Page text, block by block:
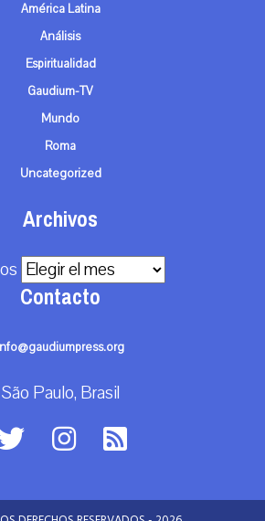
América Latina
Análisis
Espiritualidad
Gaudium-TV
Mundo
Roma
Uncategorized
Archivos
Contacto
São Paulo, Brasil